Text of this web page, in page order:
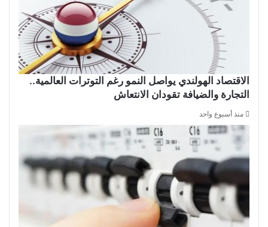
الاقتصاد الهولندي يواصل النمو رغم التوترات العالمية..
التجارة والضيافة تقودان الانتعاش
منذ أسبوع واحد